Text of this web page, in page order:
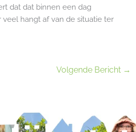
dat dat binnen een dag
veel hangt af van de situatie ter
Volgende Bericht →